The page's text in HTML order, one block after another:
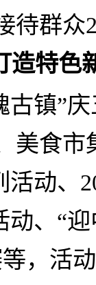
待群众
造特色
古镇”
美食
活动、
动、“
， 活